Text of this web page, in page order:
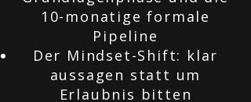
10-monatige formale
Pipeline
Der Mindset-Shift: klar
aussagen statt um
Erlaubnis bitten